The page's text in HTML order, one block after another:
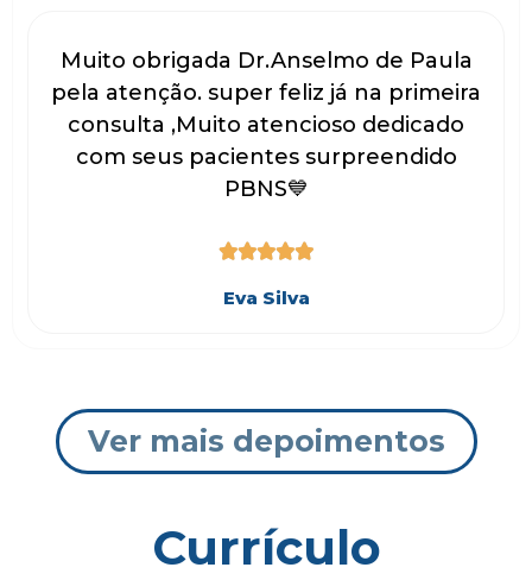
Muito obrigada Dr.Anselmo de Paula
pela atenção. super feliz já na primeira
consulta ,Muito atencioso dedicado
com seus pacientes surpreendido
PBNS💙

Eva Silva
Ver mais depoimentos
Currículo